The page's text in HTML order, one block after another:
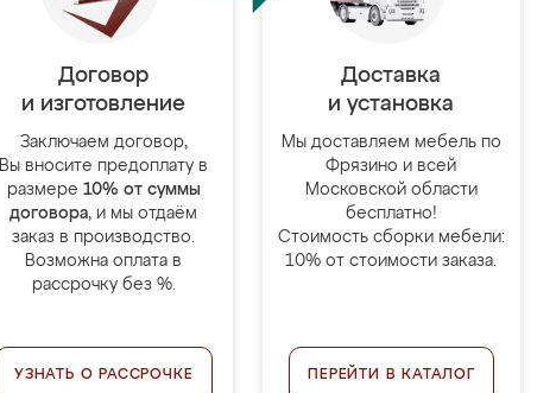
Договор
и изготовление
Заключаем договор,
Вы вносите предоплату в
размере 10% от суммы
договора, и мы отдаём
заказ в производство.
Возможна оплата в
рассрочку без %.
УЗНАТЬ О РАССРОЧКЕ
Доставка
и установка
Мы доставляем мебель по
Фрязино и всей
Московской области
бесплатно!
Стоимость сборки мебели:
10% от стоимости заказа.
ПЕРЕЙТИ В КАТАЛОГ